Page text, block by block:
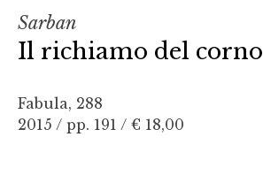
Sarban
Il richiamo del corno
Fabula, 288
2015 / pp. 191 / € 18,00